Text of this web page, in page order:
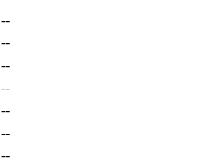
--
--
--
--
--
--
--